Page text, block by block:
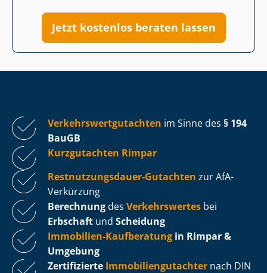
Jetzt kostenlos beraten lassen
Ver­kehrs­wert­gut­ach­ten im Sinne des § 194
BauGB
Kurzgutachten Rimpar
Rest­nut­zungs­dau­er-Gutachten zur AfA-
Verkürzung
Berechnung des Verkehrswertes bei
Erbschaft und Scheidung
Immobilien-Kaufberatung in Rimpar &
Umgebung
Zertifizierte Im­mo­bi­li­en­gut­ach­ter nach DIN